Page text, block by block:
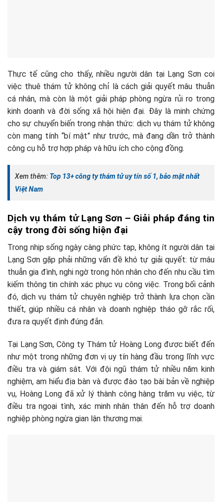
Thực tế cũng cho thấy, nhiều người dân tại Lạng Sơn coi
việc thuê thám tử không chỉ là cách giải quyết mâu thuẫn
cá nhân, mà còn là một giải pháp phòng ngừa rủi ro trong
kinh doanh và đời sống xã hội hiện đại. Đây là minh chứng
cho sự chuyển biến trong nhận thức: dịch vụ thám tử không
còn mang tính “bí mật” như trước, mà đang dần trở thành
công cụ hỗ trợ hợp pháp và hữu ích cho cộng đồng.
Xem thêm: Top 13+ công ty thám tử uy tín số 1, bảo mật nhất
Việt Nam
Dịch vụ thám tử Lạng Sơn – Giải pháp đáng tin
cậy trong đời sống hiện đại
Trong nhịp sống ngày càng phức tạp, không ít người dân tại
Lạng Sơn gặp phải những vấn đề khó tự giải quyết: từ mâu
thuẫn gia đình, nghi ngờ trong hôn nhân cho đến nhu cầu tìm
kiếm thông tin chính xác phục vụ công việc. Trong bối cảnh
đó, dịch vụ thám tử chuyên nghiệp trở thành lựa chọn cần
thiết, giúp nhiều cá nhân và doanh nghiệp tháo gỡ rắc rối,
đưa ra quyết định đúng đắn.
Tại Lạng Sơn, Công ty Thám tử Hoàng Long được biết đến
như một trong những đơn vị uy tín hàng đầu trong lĩnh vực
điều tra và giám sát. Với đội ngũ thám tử nhiều năm kinh
nghiệm, am hiểu địa bàn và được đào tạo bài bản về nghiệp
vụ, Hoàng Long đã xử lý thành công hàng trăm vụ việc, từ
điều tra ngoại tình, xác minh nhân thân đến hỗ trợ doanh
nghiệp phòng ngừa gian lận thương mại.